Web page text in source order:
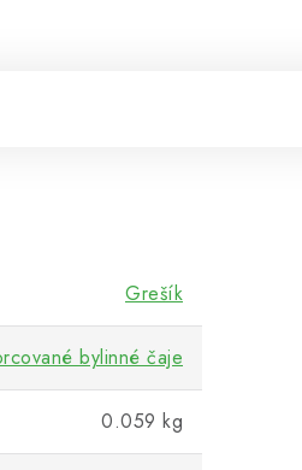
Grešík
bylinné čaje
0.059 kg